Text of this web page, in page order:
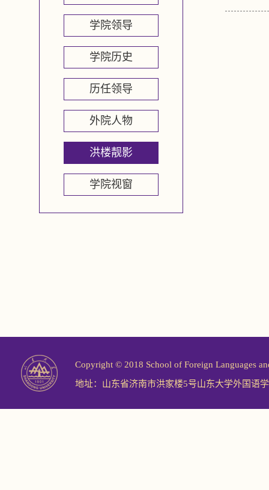
学院领导
学院历史
历任领导
外院人物
洪楼靓影
学院视窗
Copyright © 2018 School of Foreign Languages
地址：山东省济南市洪家楼5号山东大学外国语